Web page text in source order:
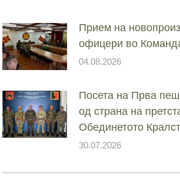
Прием на
офицери во
04.08.2026
Посета на Прва
од страна на
Обединетото
30.07.2026